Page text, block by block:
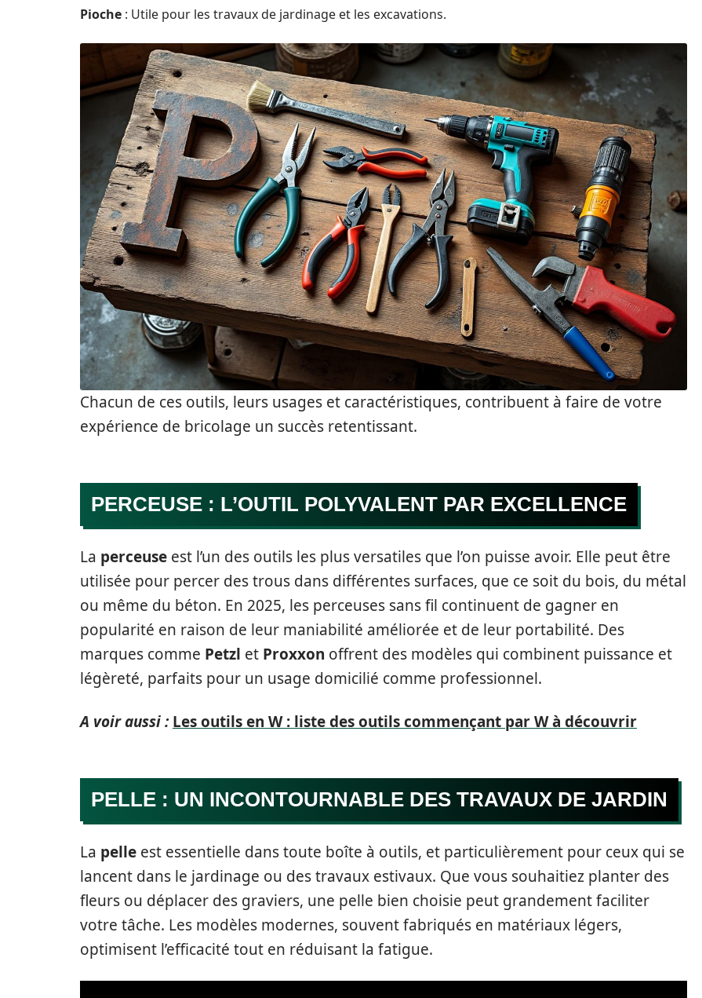
Pioche : Utile pour les travaux de jardinage et les excavations.
Chacun de ces outils, leurs usages et caractéristiques, contribuent à faire de votre
expérience de bricolage un succès retentissant.
PERCEUSE : L’OUTIL POLYVALENT PAR EXCELLENCE
La perceuse est l’un des outils les plus versatiles que l’on puisse avoir. Elle peut être
utilisée pour percer des trous dans différentes surfaces, que ce soit du bois, du métal
ou même du béton. En 2025, les perceuses sans fil continuent de gagner en
popularité en raison de leur maniabilité améliorée et de leur portabilité. Des
marques comme Petzl et Proxxon offrent des modèles qui combinent puissance et
légèreté, parfaits pour un usage domicilié comme professionnel.
A voir aussi : Les outils en W : liste des outils commençant par W à découvrir
PELLE : UN INCONTOURNABLE DES TRAVAUX DE JARDIN
La pelle est essentielle dans toute boîte à outils, et particulièrement pour ceux qui se
lancent dans le jardinage ou des travaux estivaux. Que vous souhaitiez planter des
fleurs ou déplacer des graviers, une pelle bien choisie peut grandement faciliter
votre tâche. Les modèles modernes, souvent fabriqués en matériaux légers,
optimisent l’efficacité tout en réduisant la fatigue.